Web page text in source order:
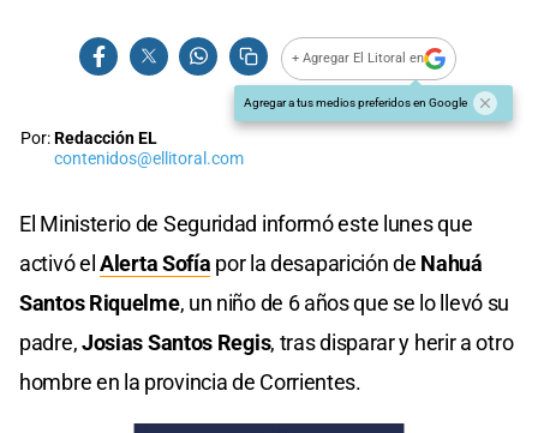
+ Agregar El Litoral en
Agregar a tus medios preferidos en Google
Por:Redacción EL
contenidos@ellitoral.com
El Ministerio de Seguridad informó este lunes que
activó elAlerta Sofía por la desaparición de Nahuá
Santos Riquelme, un niño de 6 años que se lo llevó su
padre,Josias Santos Regis, tras disparar y herir a otro
hombre en la provincia de Corrientes.